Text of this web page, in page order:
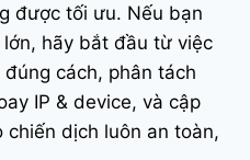
được tối ưu. Nếu bạn
hãy bắt đầu từ việc
cách, phân tách
IP & device, và cập
dịch luôn an toàn,